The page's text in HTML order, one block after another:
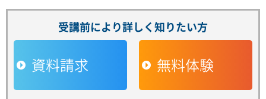
受講前により詳しく知りたい方
資料請求 無料体験